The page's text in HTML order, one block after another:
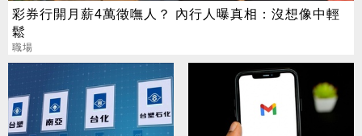
彩券行開月薪4萬徵嘸人？ 內行人曝真相：沒想像中輕
鬆
職場